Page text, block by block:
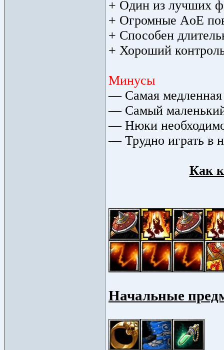
+ Один из лучших
+ Огромные AoE
+ Способен
+ Хороший
Минусы
— Самая медленная
— Самый маленький
— Нюки необходимо
— Трудно играть в
Как
Начальные